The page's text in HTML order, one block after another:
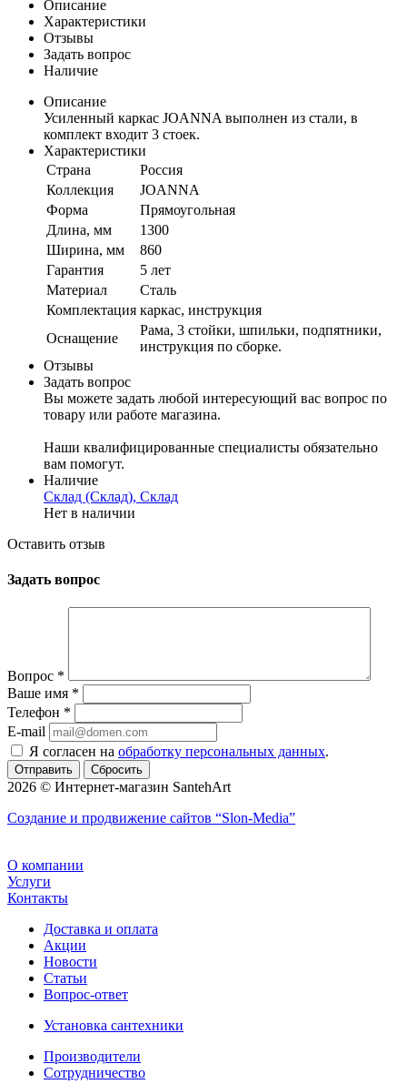
Описание
Характеристики
Отзывы
Задать вопрос
Наличие
Описание
Усиленный каркас JOANNA выполнен из стали, в
комплект входит 3 стоек.
Характеристики
Страна
Россия
Коллекция
JOANNA
Форма
Прямоугольная
Длина, мм
1300
Ширина, мм
860
Гарантия
5 лет
Материал
Сталь
Комплектация каркас, инструкция
Оснащение
Рама, 3 стойки, шпильки, подпятники,
инструкция по сборке.
Отзывы
Задать вопрос
Вы можете задать любой интересующий вас вопрос по
товару или работе магазина.
Наши квалифицированные специалисты обязательно
вам помогут.
Наличие
Склад (Склад), Склад
Нет в наличии
Оставить отзыв
Задать вопрос
Вопрос *
Ваше имя *
Телефон *
E-mail
Я согласен на обработку персональных данных.
Сбросить
2026 © Интернет-магазин SantehArt
Создание и продвижение сайтов “Slon-Media”
О компании
Услуги
Контакты
Доставка и оплата
Акции
Новости
Статьи
Вопрос-ответ
Установка сантехники
Производители
Сотрудничество